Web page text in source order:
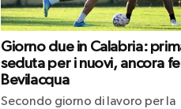
Giorno due in Calabria:
seduta per i nuovi, ancora
Bevilacqua
Secondo giorno di lavoro per la